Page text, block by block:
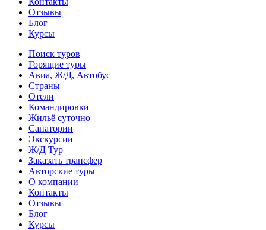
Отзывы
Блог
Курсы
Поиск туров
Горящие туры
Авиа, Ж/Д, Автобус
Страны
Отели
Командировки
Жильё суточно
Санатории
Экскурсии
Ж/Д Тур
Заказать трансфер
Авторские туры
О компании
Контакты
Отзывы
Блог
Курсы